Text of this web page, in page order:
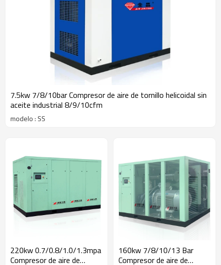
7.5kw 7/8/10bar Compresor de aire de tornillo helicoidal sin
aceite industrial 8/9/10cfm
modelo : SS
220kw 0.7/0.8/1.0/1.3mpa
Compresor de aire de
160kw 7/8/10/13 Bar
Compresor de aire de